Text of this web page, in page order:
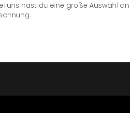
uns hast du eine große Auswahl